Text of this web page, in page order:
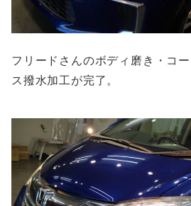
フリードさんのボディ磨き・コ
ス撥水加工が完了。